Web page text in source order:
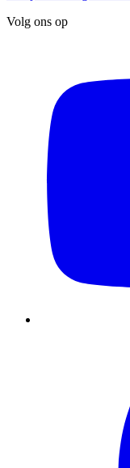
Volg ons op